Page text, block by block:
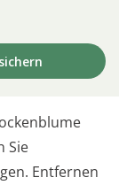
Sie
Entfernen